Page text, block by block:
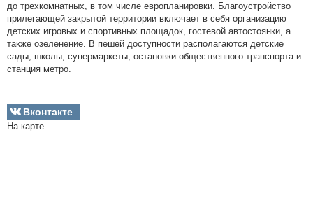
до трехкомнатных, в том числе европланировки. Благоустройство
прилегающей закрытой территории включает в себя организацию
детских игровых и спортивных площадок, гостевой автостоянки, а
также озеленение. В пешей доступности располагаются детские
сады, школы, супермаркеты, остановки общественного транспорта и
станция метро.
Вконтакте
На карте